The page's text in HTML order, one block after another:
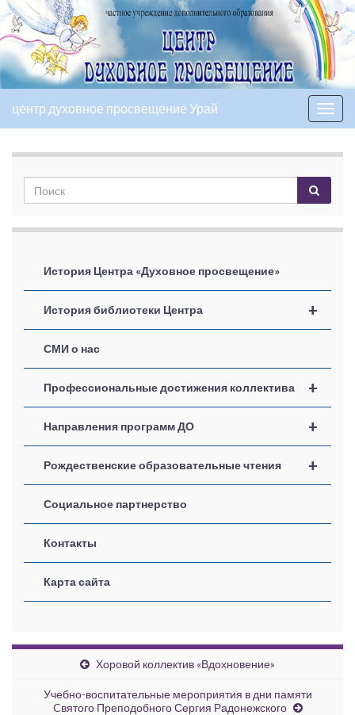
Вкл/
выкл
центр духовное просвещение Урай
История Центра «Духовное просвещение»
+
История библиотеки Центра
СМИ о нас
+
Профессиональные достижения коллектива
+
Направления программ ДО
+
Рождественские образовательные чтения
Социальное партнерство
Контакты
Карта сайта
Хоровой коллектив «Вдохновение»
Учебно-воспитательные мероприятия в дни памяти
Cвятого Преподобного Сергия Радонежского